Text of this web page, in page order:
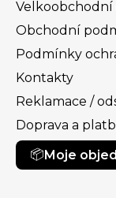
Obchodní
Podmínky
Kontakty
Reklamace /
Doprava a
Moje